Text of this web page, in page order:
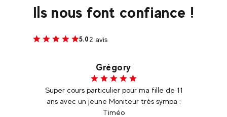
Ils nous font confiance !
5.02 avis
Grégory
Super cours particulier pour ma fille de 11
ans avec un jeune Moniteur très sympa :
Timéo